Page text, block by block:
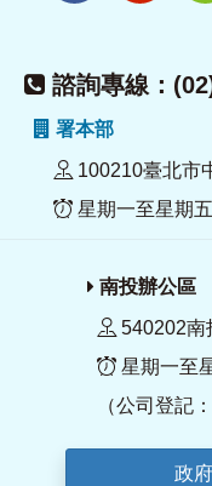
諮詢專線：
署本部
100210臺北市
星期一至星期
南投辦公區
540202南
星期一至
（公司登記
政